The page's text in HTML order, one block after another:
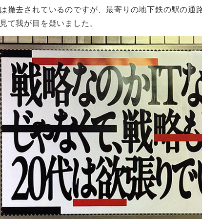
撤去されているのですが、最寄りの地下鉄の駅の通
て我が目を疑いました。